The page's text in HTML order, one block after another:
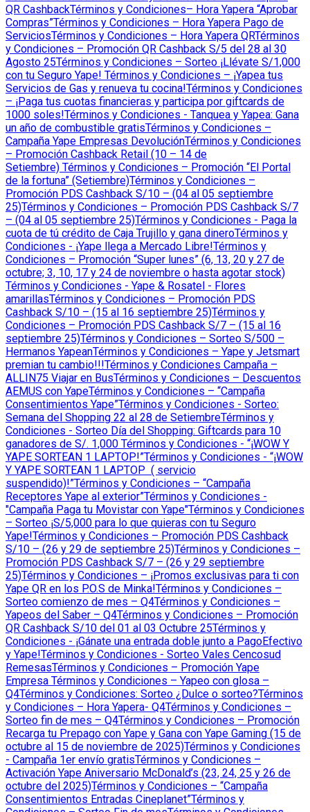
QR CashbackTérminos y Condiciones– Hora Yapera “Aprobar
Compras”Términos y Condiciones – Hora Yapera Pago de
ServiciosTérminos y Condiciones – Hora Yapera QRTérminos
y Condiciones – Promoción QR Cashback S/5 del 28 al 30
Agosto 25Términos y Condiciones – Sorteo ¡Llévate S/1,000
con tu Seguro Yape! Términos y Condiciones – ¡Yapea tus
Servicios de Gas y renueva tu cocina!Términos y Condiciones
– ¡Paga tus cuotas financieras y participa por giftcards de
1000 soles!Términos y Condiciones - Tanquea y Yapea: Gana
un año de combustible gratisTérminos y Condiciones –
Campaña Yape Empresas DevoluciónTérminos y Condiciones
– Promoción Cashback Retail (10 – 14 de
Setiembre) Términos y Condiciones – Promoción “El Portal
de la fortuna” (Setiembre)Términos y Condiciones –
Promoción PDS Cashback S/10 – (04 al 05 septiembre
25)Términos y Condiciones – Promoción PDS Cashback S/7
– (04 al 05 septiembre 25)Términos y Condiciones - Paga la
cuota de tú crédito de Caja Trujillo y gana dineroTérminos y
Condiciones - ¡Yape llega a Mercado Libre!Términos y
Condiciones – Promoción “Super lunes” (6, 13, 20 y 27 de
octubre; 3, 10, 17 y 24 de noviembre o hasta agotar stock)
Términos y Condiciones - Yape & Rosatel - Flores
amarillasTérminos y Condiciones – Promoción PDS
Cashback S/10 – (15 al 16 septiembre 25)Términos y
Condiciones – Promoción PDS Cashback S/7 – (15 al 16
septiembre 25)Términos y Condiciones – Sorteo S/500 –
Hermanos YapeanTérminos y Condiciones – Yape y Jetsmart
premian tu cambio!!!Términos y Condiciones Campaña –
ALLIN75 Viajar en BusTérminos y Condiciones – Descuentos
AEMUS con YapeTérminos y Condiciones – “Campaña
Consentimientos Yape”Términos y Condiciones - Sorteo:
Semana del Shopping 22 al 28 de SetiembreTérminos y
Condiciones - Sorteo Día del Shopping: Giftcards para 10
ganadores de S/. 1,000 Términos y Condiciones - “¡WOW Y
YAPE SORTEAN 1 LAPTOP!”Términos y Condiciones - “¡WOW
Y YAPE SORTEAN 1 LAPTOP ( servicio
suspendido)!”Términos y Condiciones – “Campaña
Receptores Yape al exterior”Términos y Condiciones -
"Campaña Paga tu Movistar con Yape"Términos y Condiciones
– Sorteo ¡S/5,000 para lo que quieras con tu Seguro
Yape!Términos y Condiciones – Promoción PDS Cashback
S/10 – (26 y 29 de septiembre 25)Términos y Condiciones –
Promoción PDS Cashback S/7 – (26 y 29 septiembre
25)Términos y Condiciones – ¡Promos exclusivas para ti con
Yape QR en los P.O.S de Minka!Términos y Condiciones –
Sorteo comienzo de mes – Q4Términos y Condiciones –
Yapeos del Saber – Q4Términos y Condiciones – Promoción
QR Cashback S/10 del 01 al 03 Octubre 25Términos y
Condiciones - ¡Gánate una entrada doble junto a PagoEfectivo
y Yape!Términos y Condiciones - Sorteo Vales Cencosud
RemesasTérminos y Condiciones – Promoción Yape
Empresa Términos y Condiciones – Yapeo con glosa –
Q4Términos y Condiciones: Sorteo ¿Dulce o sorteo?Términos
y Condiciones – Hora Yapera- Q4Términos y Condiciones –
Sorteo fin de mes – Q4Términos y Condiciones – Promoción
Recarga tu Prepago con Yape y Gana con Yape Gaming (15 de
octubre al 15 de noviembre de 2025)Términos y Condiciones
- Campaña 1er envío gratisTérminos y Condiciones –
Activación Yape Aniversario McDonald’s (23, 24, 25 y 26 de
octubre del 2025)Términos y Condiciones – “Campaña
Consentimientos Entradas Cineplanet”Términos y